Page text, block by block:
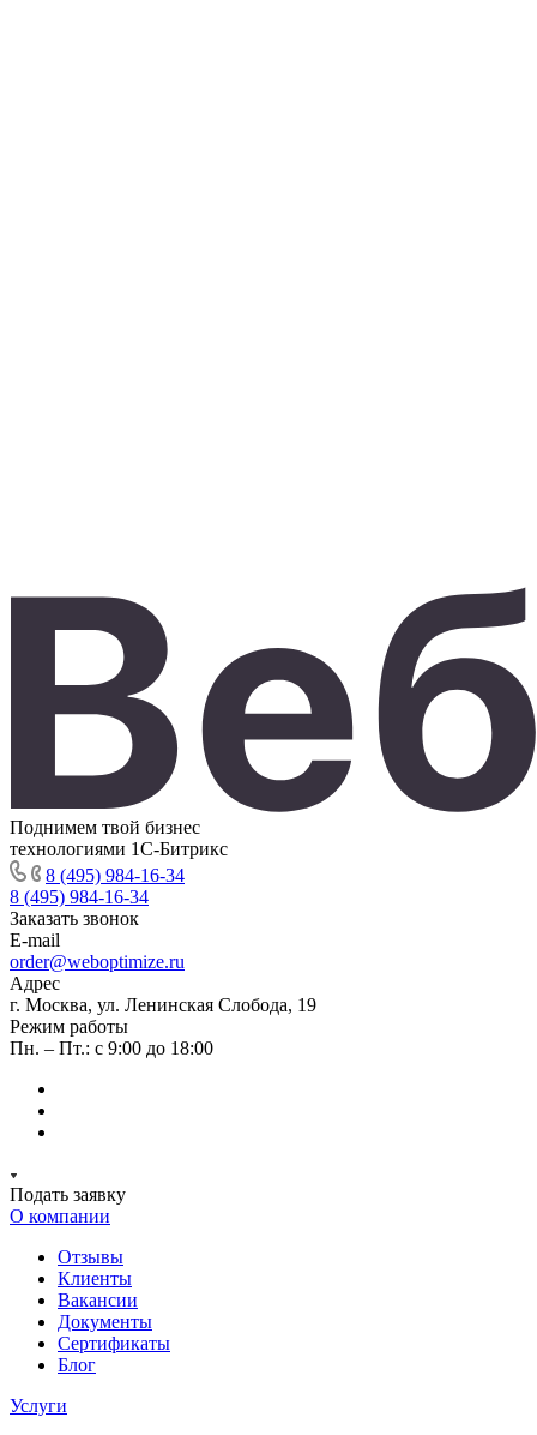
Поднимем твой бизнес
технологиями 1С-Битрикс
8 (495) 984-16-34
8 (495) 984-16-34
Заказать звонок
E-mail
order@weboptimize.ru
Адрес
г. Москва, ул. Ленинская Слобода, 19
Режим работы
Пн. – Пт.: с 9:00 до 18:00
Подать заявку
О компании
Отзывы
Клиенты
Вакансии
Документы
Сертификаты
Блог
Услуги